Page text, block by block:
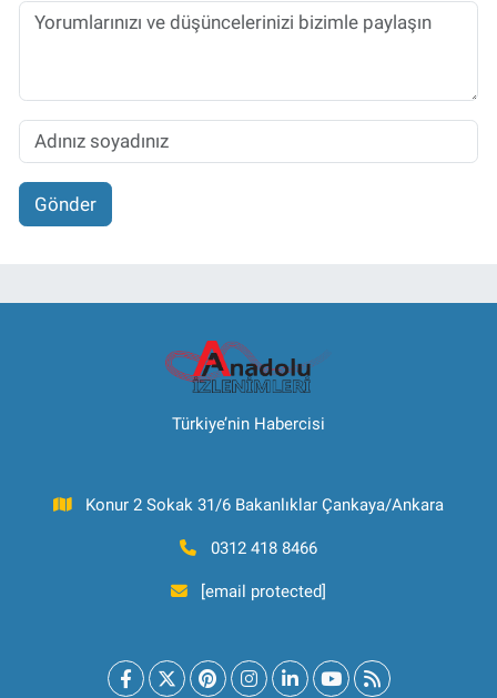
Gönder
Türkiye’nin Habercisi
Konur 2 Sokak 31/6 Bakanlıklar Çankaya/Ankara
0312 418 8466
[email protected]